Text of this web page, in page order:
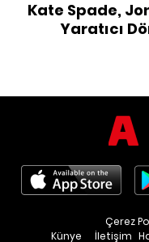
Kate Spade,
Yaratıcı
Künye İletişim
Çerez